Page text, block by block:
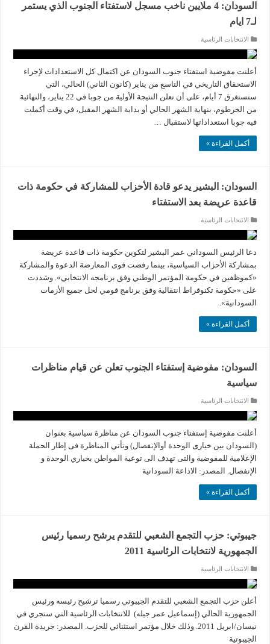
السودان: 4 ملايين ناخب مسجل لاستفتاء الجنوب الذي يستمر
لـ7 ايام
الانتخابات الرئاسية
أعلنت مفوضية استفتاء جنوب السودان عن اكتمال كل الاستعدادات لإجراء
الاستحقاق التاريخي في التاسع من يناير (كانون الثاني) الحالي، التي
ستستغرق 7 أيام، على أن تعلن النتيجة الأولية من جوبا في 22 يناير، والنهائية
من الخرطوم، بنهاية الشهر الحالي أو بداية الشهر المقبل، في وقت أكملت
فيه جوبا استعداداتها لاستقبال …
أكمل القراءة »
السودان: البشير يدعو قادة الأحزاب للمشاركة في حكومة ذات
قاعدة عريضة بعد الاستفتاء
الانتخابات الرئاسية
دعا الرئيس السوداني عمر البشير لتكوين حكومة ذات قاعدة عريضة
بمشاركة الأحزاب السياسية، بينما رفضت قوى المعارضة الدعوة والمشاركة
«كموظفين في حكومة المؤتمر الوطني وفق برنامجه الانتخابي». وشددت
على «حكومة تكنوقراط انتقالية وفق برنامج قومي لحل جميع الأزمات
السودانية».
أكمل القراءة »
السودان: مفوضية إستفتاء الجنوب تعلن عن قيام مناظرات
سياسية
الانتخابات الرئاسية
أعلنت مفوضية إستفتاء جنوب السودان عن مناظرة سياسية بعنوان
(السودان بين خيارى الوحدة أوالإنفصال) وتأتي المناظرة فى إطار الحملة
الإعلامية للمفوضية والتى تهدف الى توعية المواطن بخياري الوحدة و
الإنفصال. المصدر: الاذاعة السودانية
أكمل القراءة »
جيبوتي: حزب التجمع الشعبي للتقدم يرشح رسميا رئيس
الجمهورية لانتخابات الرئاسية 2011
الانتخابات الرئاسية
أعلن حزب التجمع الشعبي للتقدم الجيبوتي رسميا ترشيح رئيسه ورئيس
الجمهورية الحالي (إسماعيل عمر جيله) للانتخابات الرئاسية التي ستجري في
نيسان/ابريل 2011. وذلك خلال مؤتمر استثنائي للحزب. المصدر: جريدة القرن
الجيبوتية